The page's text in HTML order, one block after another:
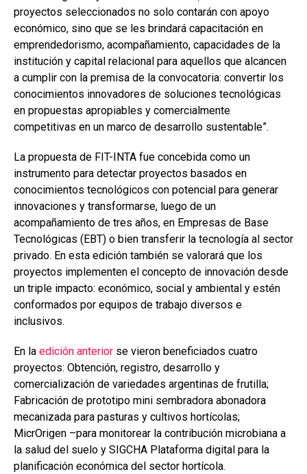
proyectos seleccionados no solo contarán con apoyo
económico, sino que se les brindará capacitación en
emprendedorismo, acompañamiento, capacidades de la
institución y capital relacional para aquellos que alcancen
a cumplir con la premisa de la convocatoria: convertir los
conocimientos innovadores de soluciones tecnológicas
en propuestas apropiables y comercialmente
competitivas en un marco de desarrollo sustentable”.
La propuesta de FIT-INTA fue concebida como un
instrumento para detectar proyectos basados en
conocimientos tecnológicos con potencial para generar
innovaciones y transformarse, luego de un
acompañamiento de tres años, en Empresas de Base
Tecnológicas (EBT) o bien transferir la tecnología al sector
privado. En esta edición también se valorará que los
proyectos implementen el concepto de innovación desde
un triple impacto: económico, social y ambiental y estén
conformados por equipos de trabajo diversos e
inclusivos.
En la edición anterior se vieron beneficiados cuatro
proyectos: Obtención, registro, desarrollo y
comercialización de variedades argentinas de frutilla;
Fabricación de prototipo mini sembradora abonadora
mecanizada para pasturas y cultivos hortícolas;
MicrOrigen –para monitorear la contribución microbiana a
la salud del suelo y SIGCHA Plataforma digital para la
planificación económica del sector hortícola.